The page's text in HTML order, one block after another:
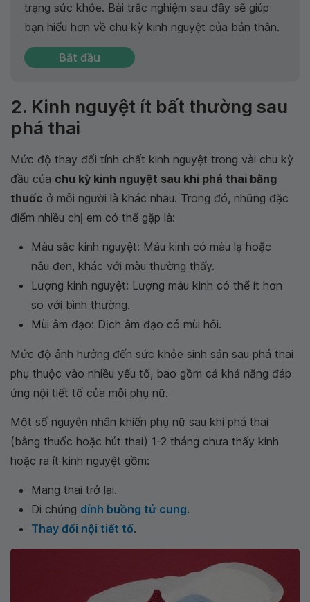
trạng sức khỏe. Bài trắc nghiệm sau đây sẽ giúp
bạn hiểu hơn về chu kỳ kinh nguyệt của bản thân.
Bắt đầu
2. Kinh nguyệt ít bất thường sau
phá thai
Mức độ thay đổi tính chất kinh nguyệt trong vài chu kỳ
đầu của chu kỳ kinh nguyệt sau khi phá thai bằng
thuốc ở mỗi người là khác nhau. Trong đó, những đặc
điểm nhiều chị em có thể gặp là:
Màu sắc kinh nguyệt: Máu kinh có màu lạ hoặc
nâu đen, khác với màu thường thấy.
Lượng kinh nguyệt: Lượng máu kinh có thể ít hơn
so với bình thường.
Mùi âm đạo: Dịch âm đạo có mùi hôi.
Mức độ ảnh hưởng đến sức khỏe sinh sản sau phá thai
phụ thuộc vào nhiều yếu tố, bao gồm cả khả năng đáp
ứng nội tiết tố của mỗi phụ nữ.
Một số nguyên nhân khiến phụ nữ sau khi phá thai
(bằng thuốc hoặc hút thai) 1-2 tháng chưa thấy kinh
hoặc ra ít kinh nguyệt gồm:
Mang thai trở lại.
Di chứng dính buồng tử cung.
Thay đổi nội tiết tố.